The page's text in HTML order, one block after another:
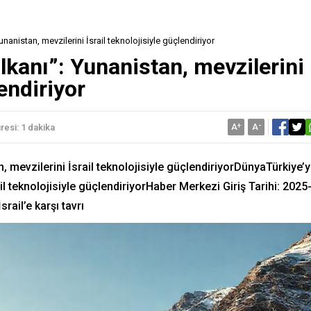
mevzilerini İsrail teknolojisiyle güçlendiriyor
Yunanistan, mevzilerini
1 dakika A+ A-
mevzilerini İsrail teknolojisiyle
teknolojisiyle güçlendiriyorHaber Merkezi Giriş Tarihi: 2025-
karşı tavrı